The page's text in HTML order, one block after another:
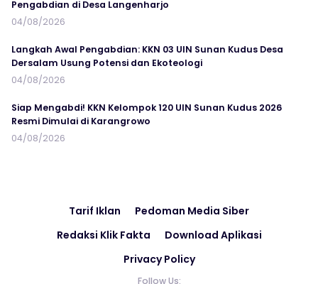
Pengabdian di Desa Langenharjo
04/08/2026
Langkah Awal Pengabdian: KKN 03 UIN Sunan Kudus Desa
Dersalam Usung Potensi dan Ekoteologi
04/08/2026
Siap Mengabdi! KKN Kelompok 120 UIN Sunan Kudus 2026
Resmi Dimulai di Karangrowo
04/08/2026
Tarif Iklan
Pedoman Media Siber
Redaksi Klik Fakta
Download Aplikasi
Privacy Policy
Follow Us: